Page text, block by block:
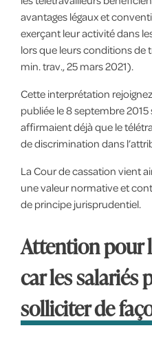
avantages légaux et
exerçant leur activité dans
lors que leurs conditions de
min. trav., 25 mars 2021).
Cette interprétation
publiée le 8 septembre
affirmaient déjà que le
de discrimination dans
La Cour de cassation vient
une valeur normative et
de principe jurisprudentiel.
Attention pour
car les salariés
solliciter de